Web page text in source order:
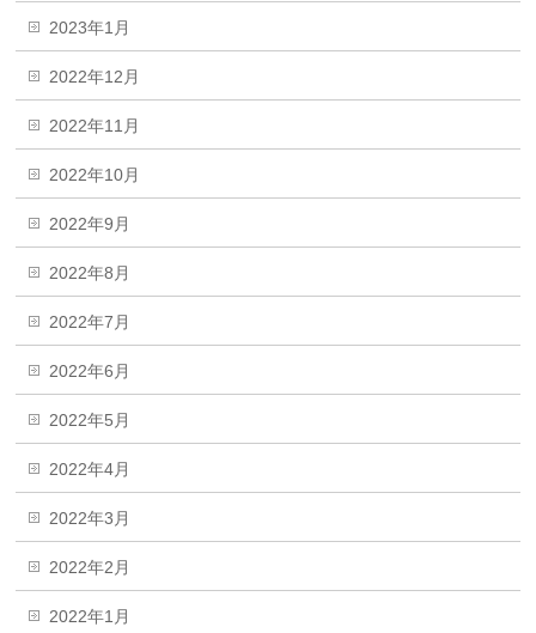
2023年1月
2022年12月
2022年11月
2022年10月
2022年9月
2022年8月
2022年7月
2022年6月
2022年5月
2022年4月
2022年3月
2022年2月
2022年1月